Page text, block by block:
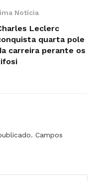
Notícia
Leclerc
quarta pole
carreira perante os
Campos